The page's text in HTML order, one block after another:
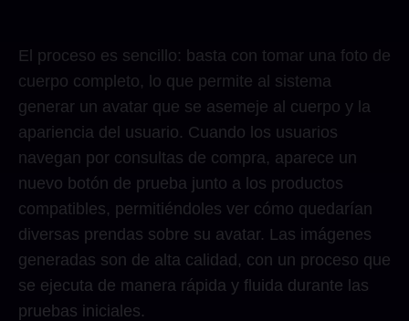
El proceso es sencillo: basta con tomar una foto de
cuerpo completo, lo que permite al sistema
generar un avatar que se asemeje al cuerpo y la
apariencia del usuario. Cuando los usuarios
navegan por consultas de compra, aparece un
nuevo botón de prueba junto a los productos
compatibles, permitiéndoles ver cómo quedarían
diversas prendas sobre su avatar. Las imágenes
generadas son de alta calidad, con un proceso que
se ejecuta de manera rápida y fluida durante las
pruebas iniciales.